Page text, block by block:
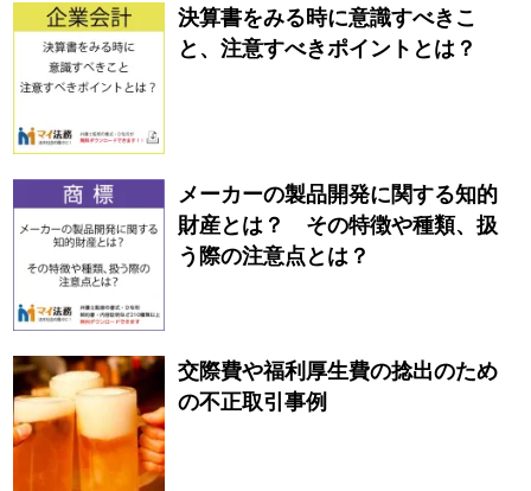
決算書をみる時に意識すべきこ
と、注意すべきポイントとは？
メーカーの製品開発に関する知的
財産とは？ その特徴や種類、扱
う際の注意点とは？
交際費や福利厚生費の捻出のため
の不正取引事例